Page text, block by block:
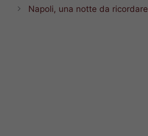
Napoli, una notte da ricordare